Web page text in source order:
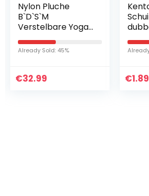
Kentop
Schuimplakband,
dubbelzijdig, zwart,
12 mm,
sponsrolband,
waterdicht,
auto,
Already Sold: 45%
€1.89
en
€